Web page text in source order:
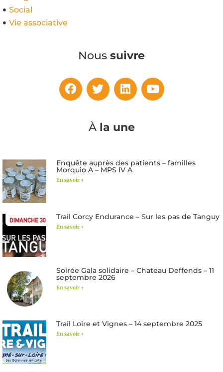
Social
Vie associative
Nous suivre
À la une
Enquête auprès des patients – familles
Morquio A – MPS IV A
En savoir +
Trail Corcy Endurance – Sur les pas de Tanguy
En savoir +
Soirée Gala solidaire – Chateau Deffends – 11
septembre 2026
En savoir +
Trail Loire et Vignes – 14 septembre 2025
En savoir +